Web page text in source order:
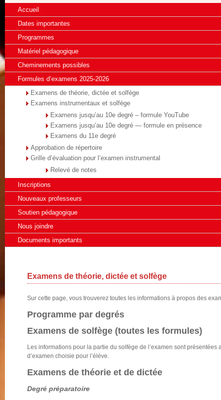
Accueil
Dates importantes
Programmes
Matériel pédagogique
Cheminements possibles
Formules d’examens 2025-2026
Examens de théorie, dictée et solfège
Examens instrumentaux et solfège
Examens jusqu’au 10e degré – formule YouTube
Examens jusqu’au 10e degré — formule en présence
Examens du 11e degré
Approbation de répertoire
Grille d’évaluation pour l’examen instrumental
Relevé de notes
Inscriptions
Nouveaux professeurs
Soutien pédagogique
Nous joindre
Documents importants
Examens de théorie, dictée et solfège
Sur cette page, vous trouverez toutes les informations à propos des
Programme par degrés
Examens de solfège (toutes les formules)
Les informations pour la partie du solfège de l’examen sont
d’examen choisie pour l’élève.
Examens de théorie et de dictée
Degré préparatoire